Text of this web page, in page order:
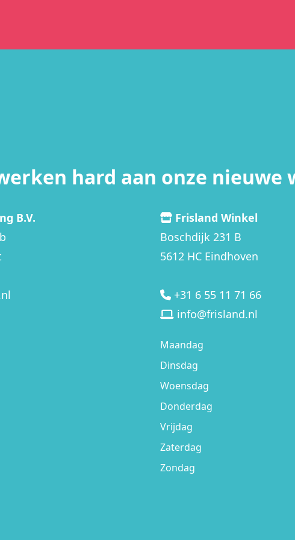
hard aan onze nieuwe
B.V.
Frisland Winkel
Boschdijk 231 B
5612 HC Eindhoven
+31 6 55 11 71 66
info@frisland.nl
Maandag
Dinsdag
Woensdag
Donderdag
Vrijdag
Zaterdag
Zondag